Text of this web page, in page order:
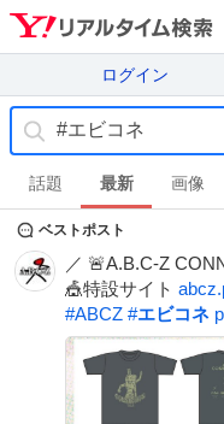
ログイン
話題 最新 画像
ベストポスト
／ 🚨A.B.C-Z
🎪特設サイト
#ABCZ #エビコネ